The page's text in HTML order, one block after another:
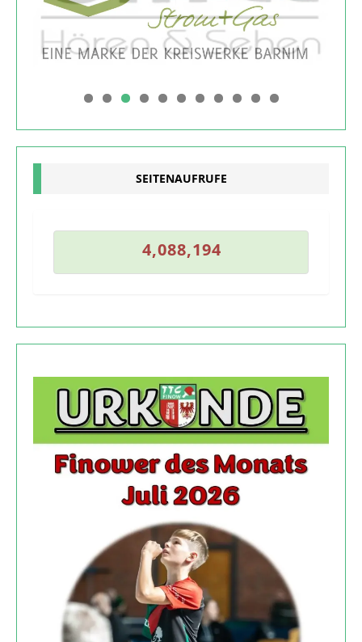
0 1
SEITENAUFRUFE
4
4
,
,
0
0
8
8
8
8
,
,
1
1
9
94
3